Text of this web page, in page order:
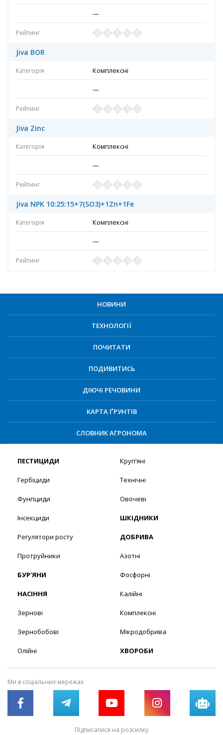
—
Jiva BOR
Комплексні
—
Jiva Zinc
Комплексні
—
Jiva NPK 10:25:15+7(SO3)+1Zn+1Fe
Комплексні
—
НОВИНИ
ТЕХНОЛОГІЇ
ПОЧИТАТИ
ПОДИВИТИСЬ
ДІЮЧІ РЕЧОВИНИ
КАРТА ҐРУНТІВ
СЛОВНИК АГРОНОМА
ПЕСТИЦИДИ
Гербіциди
Фунгіциди
Інсекциди
Регулятори росту
Протруйники
БУР’ЯНИ
НАСІННЯ
Зернові
Зернобобові
Олійні
Круп’яні
Технічні
Овочеві
ШКІДНИКИ
ДОБРИВА
Азотні
Фосфорні
Калійні
Комплексні
Мікродобрива
ХВОРОБИ
Ми в соціальних мережах
Підписатися на розсилку